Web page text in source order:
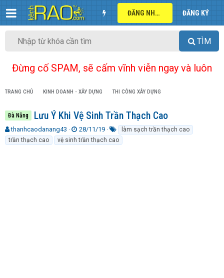
ĐĂNG NHẬP ĐĂNG KÝ
TÌM
Đừng cố SPAM, sẽ cấm vĩnh viễn ngay và luôn
TRANG CHỦ KINH DOANH - XÂY DỰNG THI CÔNG XÂY DỰNG
Đà Nẵng Lưu Ý Khi Vệ Sinh Trần Thạch Cao
T
h
r
thanhcaodanang43
N
g
à
28/11/19
ừ
k
làm sạch trần thạch cao
trần thạch cao
vệ sinh trần thạch cao